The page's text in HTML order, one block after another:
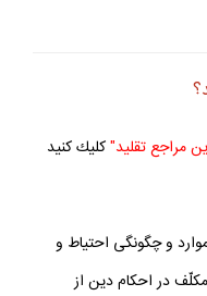
مراجع تقليد"كليك كنيد
و چگونگى احتياط و
در احكام دين از